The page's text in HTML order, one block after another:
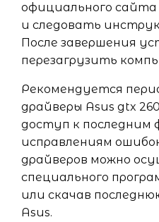
официального сайта
и следовать
После завершения
перезагрузить
Рекомендуется
драйверы Asus gtx
доступ к последним
исправлениям
драйверов можно
специального
или скачав
Asus.